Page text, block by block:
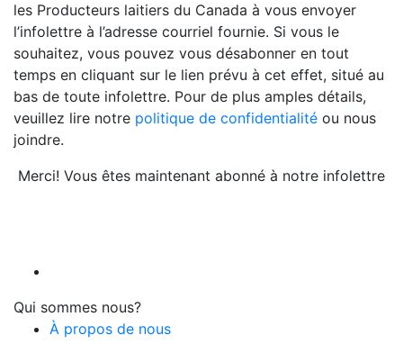
les Producteurs laitiers du Canada à vous envoyer
l’infolettre à l’adresse courriel fournie. Si vous le
souhaitez, vous pouvez vous désabonner en tout
temps en cliquant sur le lien prévu à cet effet, situé au
bas de toute infolettre. Pour de plus amples détails,
veuillez lire notre politique de confidentialité ou nous
joindre.
Merci! Vous êtes maintenant abonné à notre infolettre
Qui sommes nous?
À propos de nous